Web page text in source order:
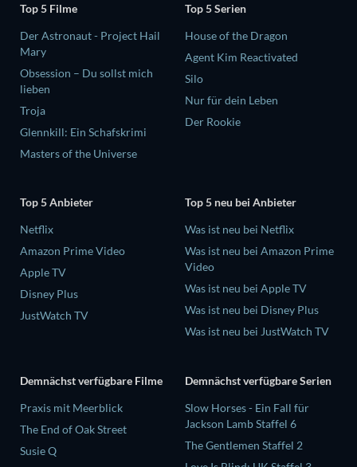
Top 5 Filme
Der Astronaut - Project Hail
Mary
Obsession – Du sollst mich
lieben
Troja
Glennkill: Ein Schafskrimi
Masters of the Universe
Top 5 Serien
House of the Dragon
Agent Kim Reactivated
Silo
Nur für dein Leben
Der Rookie
Top 5 Anbieter
Netflix
Amazon Prime Video
Apple TV
Disney Plus
JustWatch TV
Top 5 neu bei Anbieter
Was ist neu bei Netflix
Was ist neu bei Amazon Prime
Video
Was ist neu bei Apple TV
Was ist neu bei Disney Plus
Was ist neu bei JustWatch TV
Demnächst verfügbare Filme
Praxis mit Meerblick
The End of Oak Street
Susie Q
Demnächst verfügbare Serien
Slow Horses - Ein Fall für
Jackson Lamb Staffel 6
The Gentlemen Staffel 2